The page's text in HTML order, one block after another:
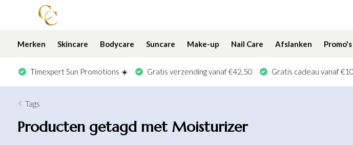
Merken Skincare Bodycare Suncare Make-up Nail Care Afslanken
Timexpert Sun Promotions ☀️ Gratis verzending vanaf €42.50 Gratis cadeau vanaf
Tags
Producten getagd met Moisturizer